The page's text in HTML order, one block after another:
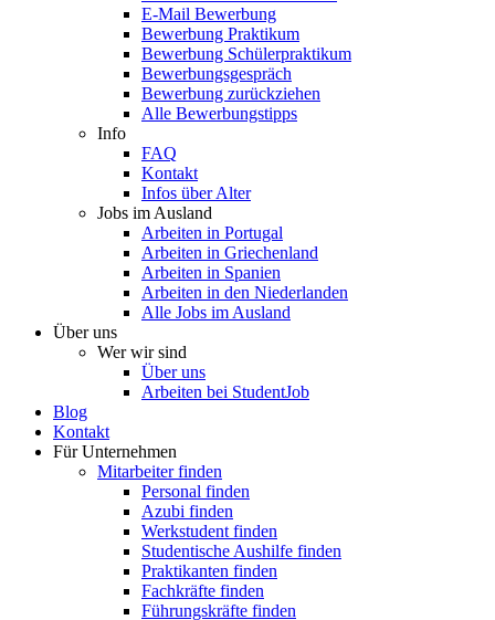
E-Mail Bewerbung
Bewerbung Praktikum
Bewerbung Schülerpraktikum
Bewerbungsgespräch
Bewerbung zurückziehen
Alle Bewerbungstipps
Info
FAQ
Kontakt
Infos über Alter
Jobs im Ausland
Arbeiten in Portugal
Arbeiten in Griechenland
Arbeiten in Spanien
Arbeiten in den Niederlanden
Alle Jobs im Ausland
Über uns
Wer wir sind
Über uns
Arbeiten bei StudentJob
Blog
Kontakt
Für Unternehmen
Mitarbeiter finden
Personal finden
Azubi finden
Werkstudent finden
Studentische Aushilfe finden
Praktikanten finden
Fachkräfte finden
Führungskräfte finden